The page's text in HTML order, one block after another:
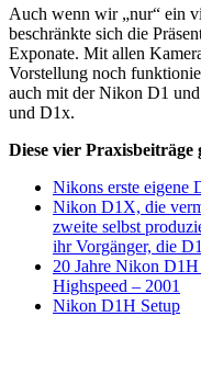
Auch wenn wir „nur“ ein
beschränkte sich die
Exponate. Mit allen
Vorstellung noch
auch mit der Nikon D1
und D1x.
Diese vier Praxisbeiträge
Nikons erste eigene
Nikon D1X, die
zweite selbst
ihr Vorgänger, die
20 Jahre Nikon
Highspeed – 2001
Nikon D1H Setup